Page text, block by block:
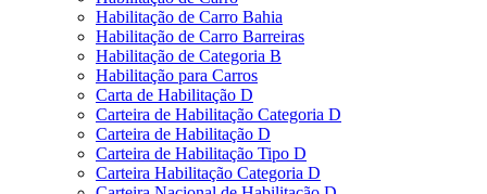
Habilitação de Carro Bahia
Habilitação de Carro Barreiras
Habilitação de Categoria B
Habilitação para Carros
Carta de Habilitação D
Carteira de Habilitação Categoria D
Carteira de Habilitação D
Carteira de Habilitação Tipo D
Carteira Habilitação Categoria D